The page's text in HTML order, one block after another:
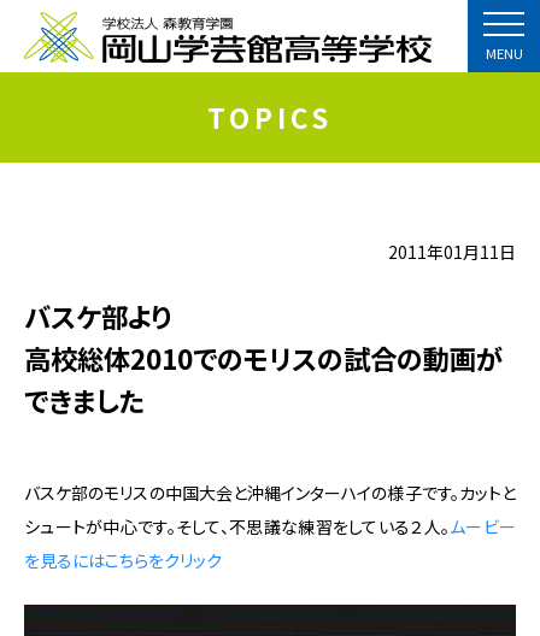
MENU
TOPICS
2011年01月11日
バスケ部より
高校総体2010でのモリスの試合の動画が
できました
バスケ部のモリスの中国大会と沖縄インターハイの様子です。カットと
シュートが中心です。そして、不思議な練習をしている２人。ムービー
を見るにはこちらをクリック